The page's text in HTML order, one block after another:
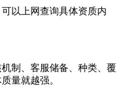
以上网查询具体资质内
制、客服储备、种类、覆
量就越强。